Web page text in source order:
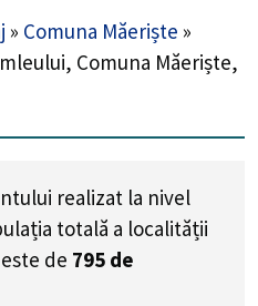
» Comuna Măeriște »
Comuna Măeriște,
realizat la nivel
totală a localității
de 795 de